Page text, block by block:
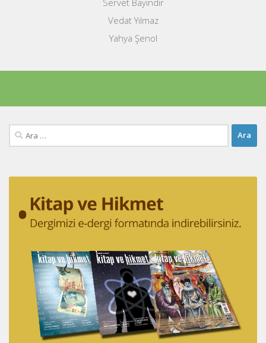
Vedat Yılmaz
Yahya Şenol
Arama: